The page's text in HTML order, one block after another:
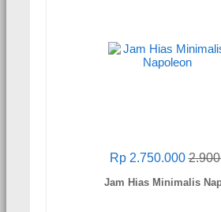
Rp 2.750.000
Jam Hias Minimalis